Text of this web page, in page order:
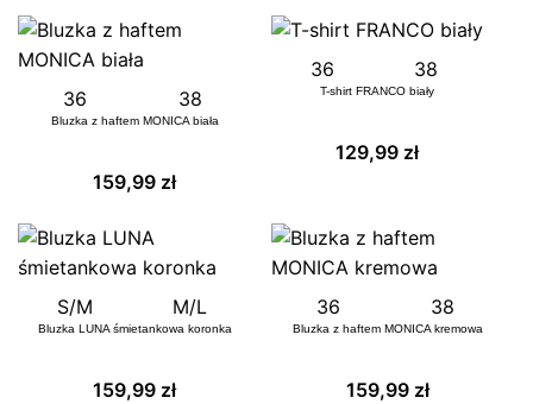
36 38
Bluzka z haftem MONICA biała
159,99 zł
36 38
T-shirt FRANCO biały
129,99 zł
S/M M/L
Bluzka LUNA śmietankowa koronka
159,99 zł
36 38
Bluzka z haftem MONICA kremowa
159,99 zł